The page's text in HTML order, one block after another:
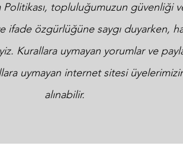
Politikası, topluluğumuzun güvenliği
ifade özgürlüğüne saygı duyarken,
Kurallara uymayan yorumlar ve
uymayan internet sitesi
alınabilir.